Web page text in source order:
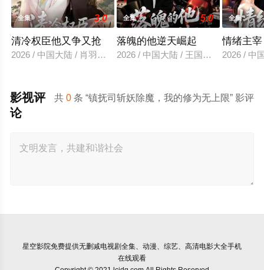
全集 3.0
清冷权臣他又争又抢
2026 / 中国大陆 / 肖羽凯＆林一允
全集 5.0
落魄的他逆天崛起
2026 / 中国大陆 / 王国豪杰＆诗语＆
全集
情绪主
2026 / 中
共0 条 “镇抚司斩妖除魔，我的修为无上限” 影评
影视评
论
星空影院免费提供无删减电视剧全集、动漫、综艺、高清电影大全手机
在线观看